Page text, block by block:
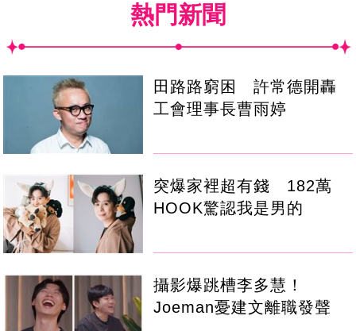
熱門新聞
田路路窮困 許常德開轟
工會理事長曹雨婷
突爆家裡超有錢 182萬
HOOK驚認我是男的
攝影爆跳槽李多慧！
Joeman憂建文離職發聲